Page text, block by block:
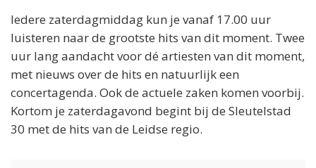
Iedere zaterdagmiddag kun je vanaf 17.00 uur
luisteren naar de grootste hits van dit moment. Twee
uur lang aandacht voor dé artiesten van dit moment,
met nieuws over de hits en natuurlijk een
concertagenda. Ook de actuele zaken komen voorbij.
Kortom je zaterdagavond begint bij de Sleutelstad
30 met de hits van de Leidse regio.